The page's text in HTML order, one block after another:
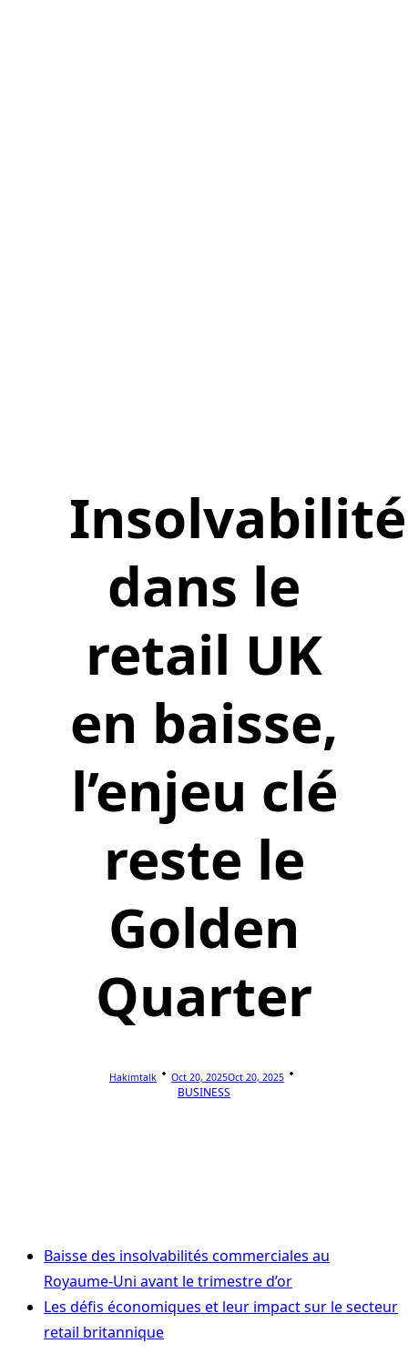
dans le
retail UK
en baisse,
l’enjeu clé
reste le
Golden
Quarter
Hakimtalk Oct 20, 2025Oct 20, 2025
BUSINESS
Baisse des insolvabilités commerciales au
Royaume-Uni avant le trimestre d’or
Les défis économiques et leur impact sur le secteur
retail britannique